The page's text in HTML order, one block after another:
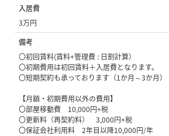
入居費
3万円
備考
〇初回賃料(賃料+管理費 : 日割計算）
〇初期費用は初回賃料＋入居費となります。
〇短期契約も承っております（1か月～3か月）
【月額・初期費用以外の費用】
〇部屋移動費 10,000円+税
〇更新料（再契約料） 3,000円+税
〇保証会社利用料 2年目以降10,000円/年